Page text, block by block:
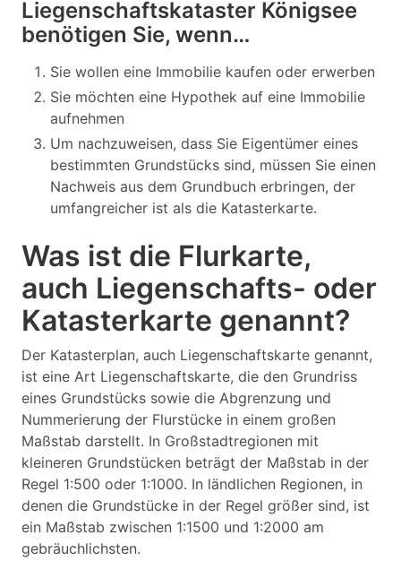
Liegenschaftskataster Königsee
benötigen Sie, wenn…
Sie wollen eine Immobilie kaufen oder erwerben
Sie möchten eine Hypothek auf eine Immobilie
aufnehmen
Um nachzuweisen, dass Sie Eigentümer eines
bestimmten Grundstücks sind, müssen Sie einen
Nachweis aus dem Grundbuch erbringen, der
umfangreicher ist als die Katasterkarte.
Was ist die Flurkarte,
auch Liegenschafts- oder
Katasterkarte genannt?
Der Katasterplan, auch Liegenschaftskarte genannt,
ist eine Art Liegenschaftskarte, die den Grundriss
eines Grundstücks sowie die Abgrenzung und
Nummerierung der Flurstücke in einem großen
Maßstab darstellt. In Großstadtregionen mit
kleineren Grundstücken beträgt der Maßstab in der
Regel 1:500 oder 1:1000. In ländlichen Regionen, in
denen die Grundstücke in der Regel größer sind, ist
ein Maßstab zwischen 1:1500 und 1:2000 am
gebräuchlichsten.